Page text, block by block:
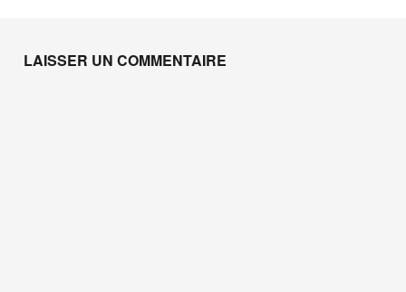
LAISSER UN COMMENTAIRE